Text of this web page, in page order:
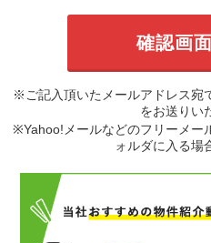
※ご記入頂いたメールアドレス宛
をお送りい
※Yahoo!メールなどのフリーメー
ォルダに入る場